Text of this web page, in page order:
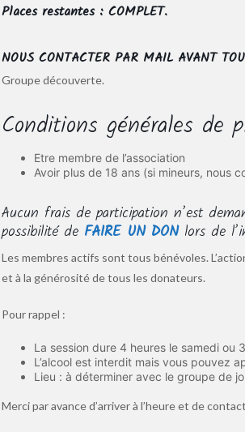
Places restantes : COMPLET.
NOUS CONTACTER PAR MAIL AVANT
Groupe découverte.
Conditions générales de
Etre membre de l’association
Avoir plus de 18 ans (si mineurs, nous
Aucun frais de participation n’est
possibilité de FAIRE UN DON lors de
Les membres actifs sont tous bénévoles.
et à la générosité de tous les donateurs.
Pour rappel :
La session dure 4 heures le samedi ou
L’alcool est interdit mais vous pouvez
Lieu : à déterminer avec le groupe de
Merci par avance d’arriver à l’heure et de